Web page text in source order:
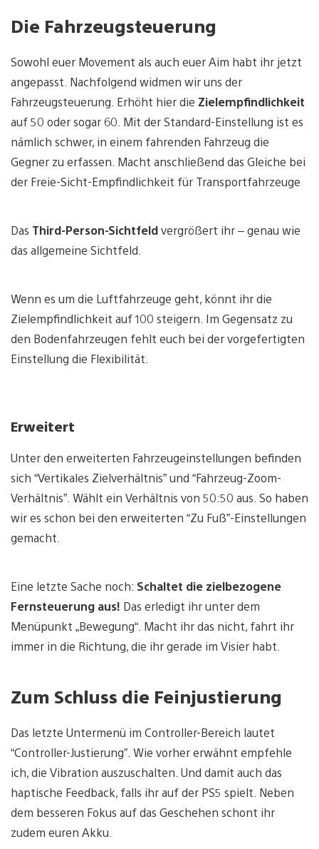
Die Fahrzeugsteuerung
Sowohl euer Movement als auch euer Aim habt ihr jetzt
angepasst. Nachfolgend widmen wir uns der
Fahrzeugsteuerung. Erhöht hier die Zielempfindlichkeit
auf 50 oder sogar 60. Mit der Standard-Einstellung ist es
nämlich schwer, in einem fahrenden Fahrzeug die
Gegner zu erfassen. Macht anschließend das Gleiche bei
der Freie-Sicht-Empfindlichkeit für Transportfahrzeuge
Das Third-Person-Sichtfeldvergrößert ihr – genau wie
das allgemeine Sichtfeld.
Wenn es um die Luftfahrzeuge geht, könnt ihr die
Zielempfindlichkeit auf 100 steigern. Im Gegensatz zu
den Bodenfahrzeugen fehlt euch bei der vorgefertigten
Einstellung die Flexibilität.
Erweitert
Unter den erweiterten Fahrzeugeinstellungen befinden
sich “Vertikales Zielverhältnis” und “Fahrzeug-Zoom-
Verhältnis”. Wählt ein Verhältnis von 50:50 aus. So haben
wir es schon bei den erweiterten “Zu Fuß”-Einstellungen
gemacht.
Eine letzte Sache noch: Schaltet die zielbezogene
Fernsteuerung aus! Das erledigt ihr unter dem
Menüpunkt „Bewegung“. Macht ihr das nicht, fahrt ihr
immer in die Richtung, die ihr gerade im Visier habt.
Zum Schluss die Feinjustierung
Das letzte Untermenü im Controller-Bereich lautet
“Controller-Justierung”. Wie vorher erwähnt empfehle
ich, die Vibration auszuschalten. Und damit auch das
haptische Feedback, falls ihr auf der PS5 spielt. Neben
dem besseren Fokus auf das Geschehen schont ihr
zudem euren Akku.